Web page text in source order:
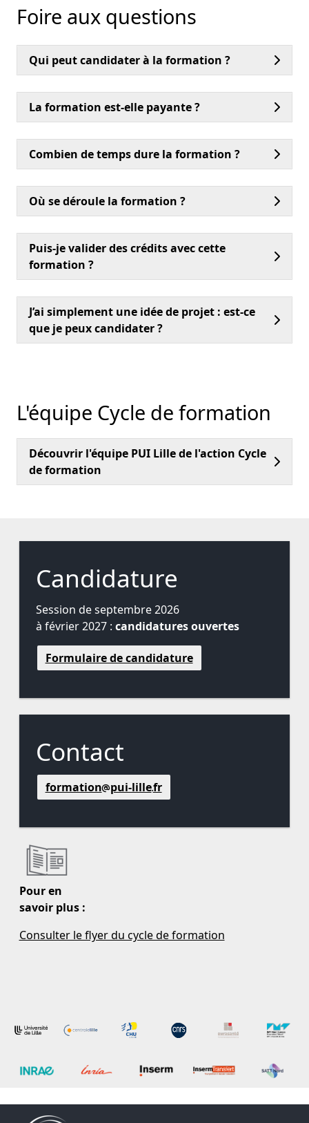
Foire aux questions
Qui peut candidater à la formation ?
La formation est-elle payante ?
Combien de temps dure la formation ?
Où se déroule la formation ?
Puis-je valider des crédits avec cette
formation ?
J’ai simplement une idée de projet : est-ce
que je peux candidater ?
L'équipe Cycle de formation
Découvrir l'équipe PUI Lille de l'action Cycle
de formation
Candidature
Session de septembre 2026
à février 2027 : candidatures ouvertes
Formulaire de candidature
Contact
formation pui-lillefr
Pour en
savoir plus :
Consulter le flyer du cycle de formation